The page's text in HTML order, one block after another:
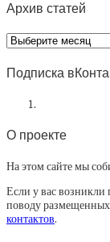
Архив статей
Архив
статей
Подписка
О проекте
На этом сайте мы
Если у вас возникли
поводу
контактов.